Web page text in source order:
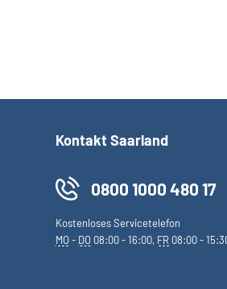
Kontakt Saarland
0800 1000 480 17
Kostenloses Servicetelefon
MO- DO 08:00 - 16:00, FR 08:00 -